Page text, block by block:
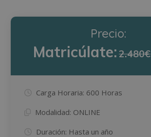
Precio:
Matricúlate:2.480€
Carga Horaria: 600 Horas
Modalidad: ONLINE
Duración: Hasta un año